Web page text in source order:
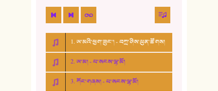
1. ཨ་མའི་ཕྱག་ཟུང་། - བཀྲ་ཤིས་ཕུན་ཚོགས།
2. ཨ་མ། - པ་སངས་ལྷ་མོ།
3. ཀོང་གཞས། - པ་སངས་ལྷ་མོ།